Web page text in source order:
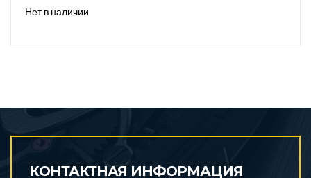
Нет в наличии
КОНТАКТНАЯ ИНФОРМАЦИЯ